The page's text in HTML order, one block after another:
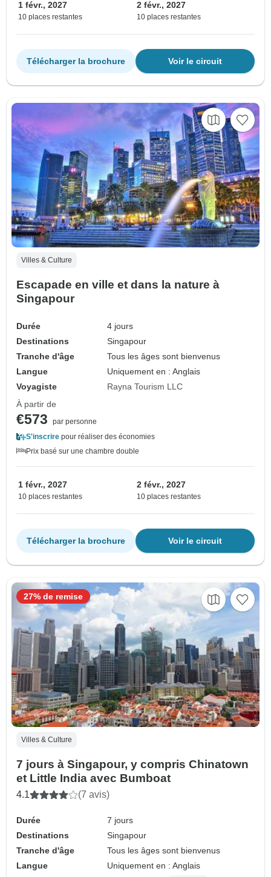
1 févr., 2027
10 places restantes
2 févr., 2027
10 places restantes
Voir le circuit
Télécharger la brochure
Villes & Culture
Escapade en ville et dans la nature à
Singapour
Durée
4 jours
Destinations
Singapour
Tranche d'âge
Tous les âges sont bienvenus
Langue
Uniquement en : Anglais
Voyagiste
Rayna Tourism LLC
À partir de
€573
par personne
S'inscrire pour réaliser des économies
Prix basé sur une chambre double
1 févr., 2027
10 places restantes
2 févr., 2027
10 places restantes
Voir le circuit
Télécharger la brochure
Villes & Culture
7 jours à Singapour, y compris Chinatown
et Little India avec Bumboat
4.1 (7 avis)
Durée
7 jours
Destinations
Singapour
Tranche d'âge
Tous les âges sont bienvenus
Langue
Uniquement en : Anglais
27% de remise